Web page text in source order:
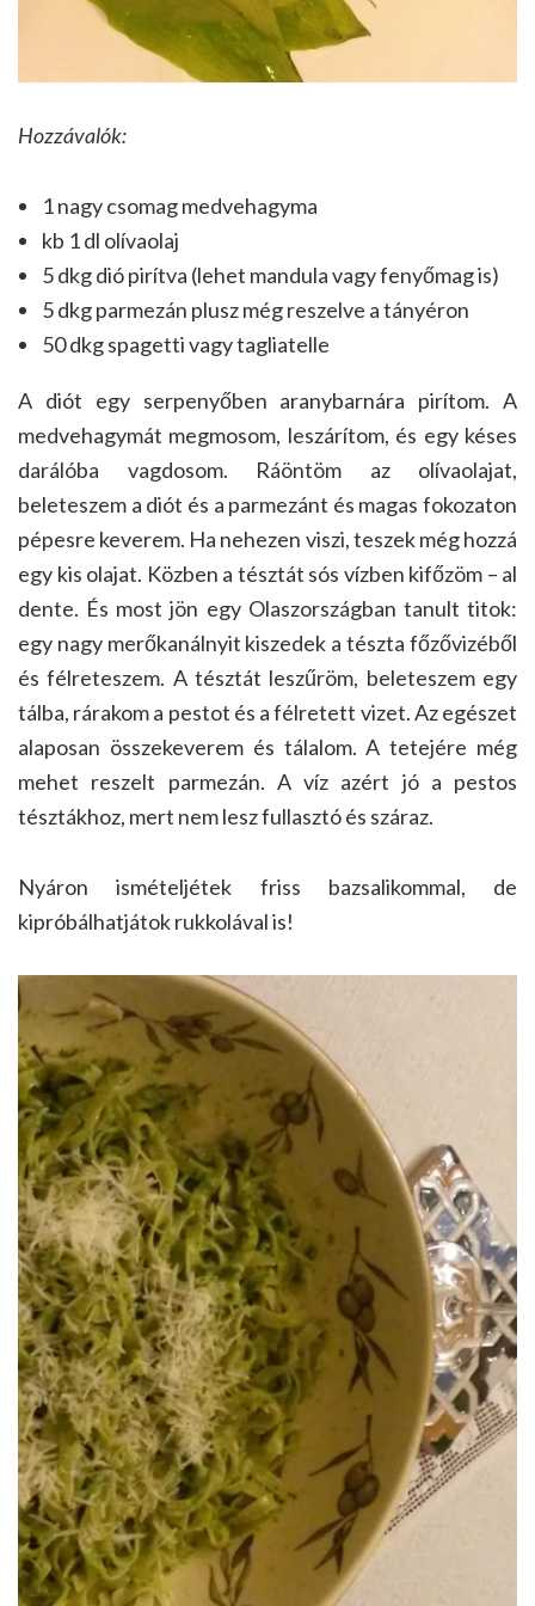
Hozzávalók:
1 nagy csomag medvehagyma
kb 1 dl olívaolaj
5 dkg dió pirítva (lehet mandula vagy fenyőmag is)
5 dkg parmezán plusz még reszelve a tányéron
50 dkg spagetti vagy tagliatelle
A diót egy serpenyőben aranybarnára pirítom. A
medvehagymát megmosom, leszárítom, és egy késes
darálóba vagdosom. Ráöntöm az olívaolajat,
beleteszem a diót és a parmezánt és magas fokozaton
pépesre keverem. Ha nehezen viszi, teszek még hozzá
egy kis olajat. Közben a tésztát sós vízben kifőzöm – al
dente. És most jön egy Olaszországban tanult titok:
egy nagy merőkanálnyit kiszedek a tészta főzővizéből
és félreteszem. A tésztát leszűröm, beleteszem egy
tálba, rárakom a pestot és a félretett vizet. Az egészet
alaposan összekeverem és tálalom. A tetejére még
mehet reszelt parmezán. A víz azért jó a pestos
tésztákhoz, mert nem lesz fullasztó és száraz.
Nyáron ismételjétek friss bazsalikommal, de
kipróbálhatjátok rukkolával is!